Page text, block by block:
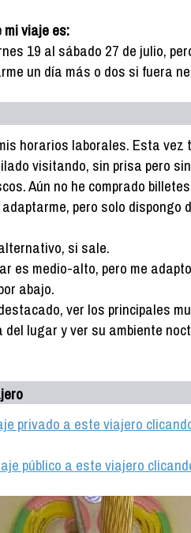
mi viaje es:
19 al sábado 27 de julio,
un día más o dos si fuera
horarios laborales. Esta vez
visitando, sin prisa pero
Aún no he comprado
adaptarme, pero solo
si sale.
es medio-alto, pero me
abajo.
ver los principales
lugar y ver su ambiente
privado a este viajero
público a este viajero